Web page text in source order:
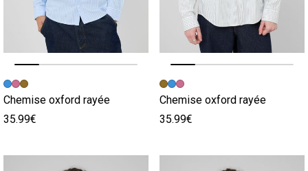
Image précédente
Image suivante
Chemise oxford rayée
35.99€
Image précédente
Image suivante
Chemise oxford rayée
35.99€